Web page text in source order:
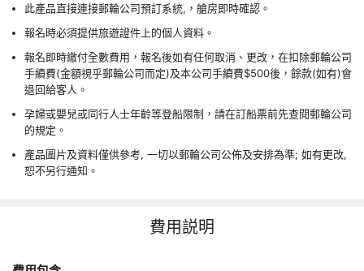
此產品直接連接郵輪公司預訂系統,，艙房即時確認。
報名時必須提供旅遊證件上的個人資料。
報名即時繳付全數費用，報名後如有任何取消、更改，在扣除郵輪公司
手續費(金額視乎郵輪公司而定)及本公司手續費$500後，餘款(如有)會
退回給客人。
孕婦或嬰兒或同行人士年齡等登船限制，請在訂船票前先查閱郵輪公司
的規定。
產品圖片及資料僅供參考, 一切以郵輪公司公佈及安排為準; 如有更改,
恕不另行通知。
費用説明